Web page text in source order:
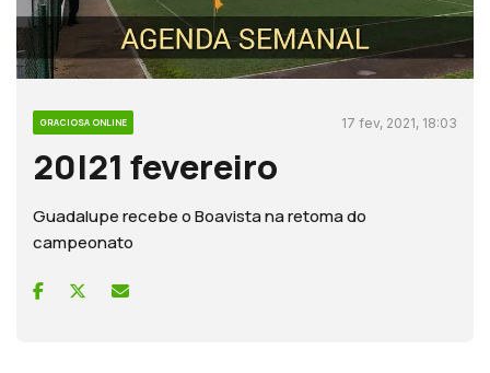
GRACIOSA ONLINE 17 fev, 2021, 18:03
20|21 fevereiro
Guadalupe recebe o Boavista na retoma do
campeonato